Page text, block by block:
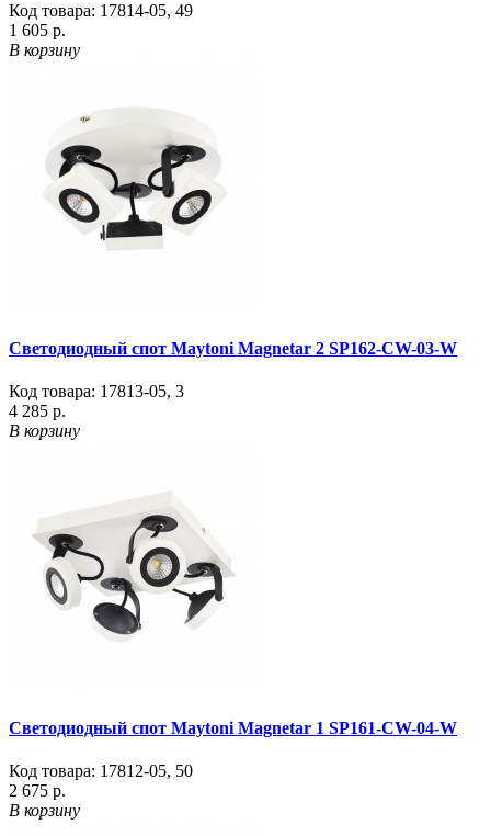
Код товара: 17814-05, 49
1 605 р.
В корзину
Светодиодный спот Maytoni Magnetar 2 SP162-CW-03-W
Код товара: 17813-05, 3
4 285 р.
В корзину
Светодиодный спот Maytoni Magnetar 1 SP161-CW-04-W
Код товара: 17812-05, 50
2 675 р.
В корзину